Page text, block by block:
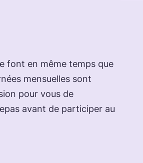
font en même temps que
mensuelles sont
pour vous de
avant de participer au